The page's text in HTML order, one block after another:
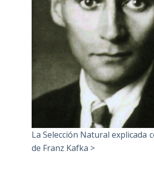
La Selección Natural explicada
de Franz Kafka >